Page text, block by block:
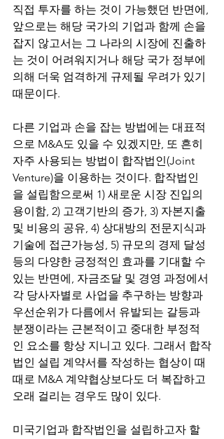
직접 투자를 하는 것이 가능했던 반면에,
앞으로는 해당 국가의 기업과 함께 손을
잡지 않고서는 그 나라의 시장에 진출하
는 것이 어려워지거나 해당 국가 정부에
의해 더욱 엄격하게 규제될 우려가 있기
때문이다.
다른 기업과 손을 잡는 방법에는 대표적
으로 M&A도 있을 수 있겠지만, 또 흔히
자주 사용되는 방법이 합작법인(Joint
Venture)을 이용하는 것이다. 합작법인
을 설립함으로써 1) 새로운 시장 진입의
용이함, 2) 고객기반의 증가, 3) 자본지출
및 비용의 공유, 4) 상대방의 전문지식과
기술에 접근가능성, 5) 규모의 경제 달성
등의 다양한 긍정적인 효과를 기대할 수
있는 반면에, 자금조달 및 경영 과정에서
각 당사자별로 사업을 추구하는 방향과
우선순위가 다름에서 유발되는 갈등과
분쟁이라는 근본적이고 중대한 부정적
인 요소를 항상 지니고 있다. 그래서 합작
법인 설립 계약서를 작성하는 협상이 때
때로 M&A 계약협상보다도 더 복잡하고
오래 걸리는 경우도 많이 있다.
미국기업과 합작법인을 설립하고자 할